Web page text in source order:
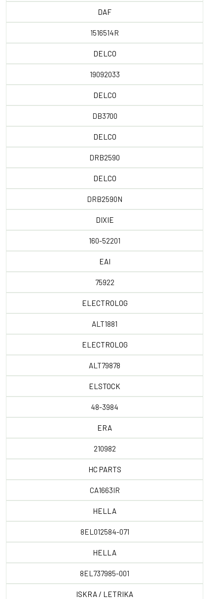
DAF
1516514R
DELCO
19092033
DELCO
DB3700
DELCO
DRB2590
DELCO
DRB2590N
DIXIE
160-52201
EAI
75922
ELECTROLOG
ALT1881
ELECTROLOG
ALT79878
ELSTOCK
48-3984
ERA
210982
HC PARTS
CA1663IR
HELLA
8EL012584-071
HELLA
8EL737985-001
ISKRA / LETRIKA